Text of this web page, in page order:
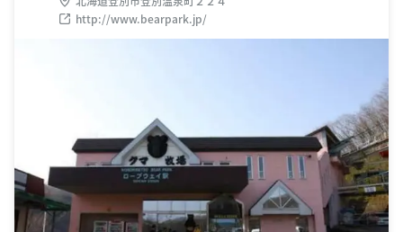
http://www.bearpark.jp/